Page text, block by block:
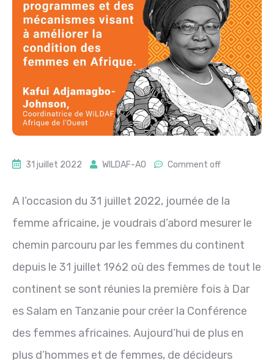
31 juillet 2022 WILDAF-AO Comment off
A l’occasion du 31 juillet 2022, journée de la
femme africaine, je voudrais d’abord mesurer le
chemin parcouru par les femmes du continent
depuis le 31 juillet 1962 où des femmes de tout le
continent se sont réunies la première fois à Dar
es Salam en Tanzanie pour créer la Conférence
des femmes africaines. Aujourd’hui de plus en
plus d’hommes et de femmes, de décideurs